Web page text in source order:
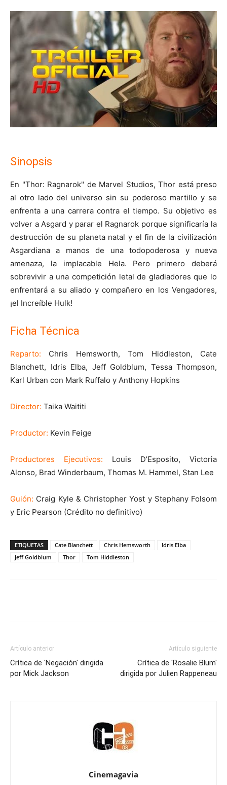
Sinopsis
En "Thor: Ragnarok" de Marvel Studios, Thor está preso
al otro lado del universo sin su poderoso martillo y se
enfrenta a una carrera contra el tiempo. Su objetivo es
volver a Asgard y parar el Ragnarok porque significaría la
destrucción de su planeta natal y el fin de la civilización
Asgardiana a manos de una todopoderosa y nueva
amenaza, la implacable Hela. Pero primero deberá
sobrevivir a una competición letal de gladiadores que lo
enfrentará a su aliado y compañero en los Vengadores,
¡el Increíble Hulk!
Ficha Técnica
Reparto: Chris Hemsworth, Tom Hiddleston, Cate
Blanchett, Idris Elba, Jeff Goldblum, Tessa Thompson,
Karl Urban con Mark Ruffalo y Anthony Hopkins
Director: Taika Waititi
Productor: Kevin Feige
Productores Ejecutivos: Louis D’Esposito, Victoria
Alonso, Brad Winderbaum, Thomas M. Hammel, Stan Lee
Guión: Craig Kyle & Christopher Yost y Stephany Folsom
y Eric Pearson (Crédito no definitivo)
ETIQUETAS Cate Blanchett Chris Hemsworth
Idris Elba
Jeff Goldblum
Thor Tom Hiddleston
Artículo anterior
Crítica de 'Negación' dirigida
por Mick Jackson
Artículo siguiente
Crítica de 'Rosalie Blum'
dirigida por Julien Rappeneau
Cinemagavia